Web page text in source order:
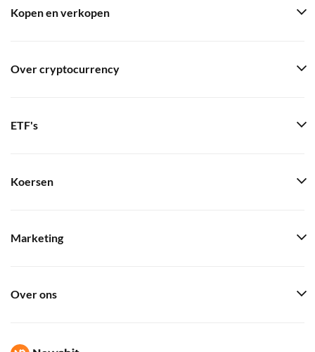
Kopen en verkopen
Over cryptocurrency
ETF's
Koersen
Marketing
Over ons